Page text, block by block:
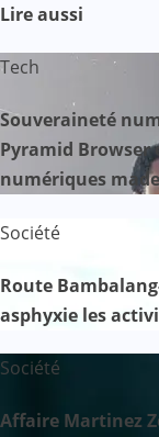
Lire aussi
Tech
Souveraineté
Pyramid
numériques
Société
Route
asphyxie les
Société
Affaire Martinez